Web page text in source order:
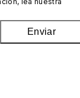
Enviar